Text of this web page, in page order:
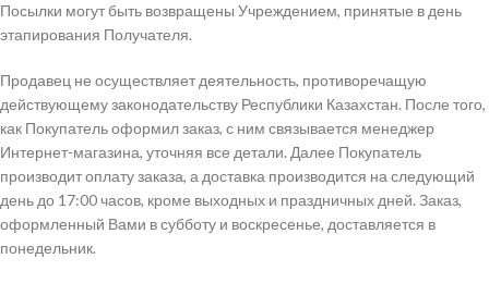
Посылки могут быть возвращены Учреждением, принятые в день
этапирования Получателя.
Продавец не осуществляет деятельность, противоречащую
действующему законодательству Республики Казахстан. После того,
как Покупатель оформил заказ, с ним связывается менеджер
Интернет-магазина, уточняя все детали. Далее Покупатель
производит оплату заказа, а доставка производится на следующий
день до 17:00 часов, кроме выходных и праздничных дней. Заказ,
оформленный Вами в субботу и воскресенье, доставляется в
понедельник.